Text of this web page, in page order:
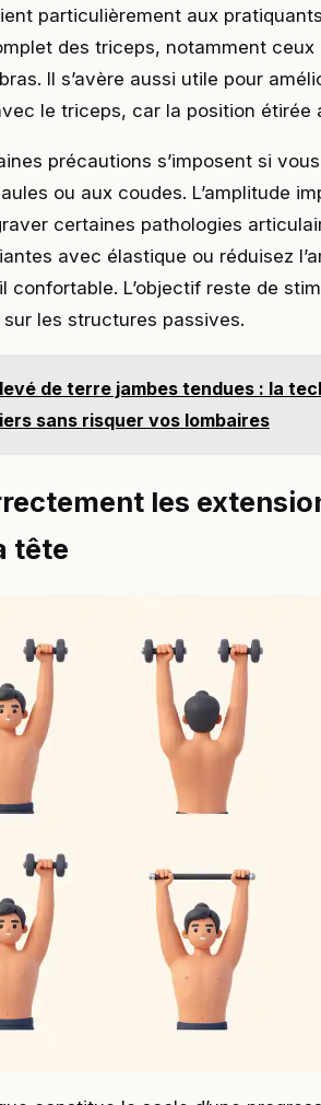
particulièrement aux
des triceps, notamment
Il s’avère aussi utile pour
le triceps, car la position étirée
précautions s’imposent si
ou aux coudes. L’amplitude
certaines pathologies
avec élastique ou réduisez
confortable. L’objectif reste de
les structures passives.
de terre jambes tendues : la
sans risquer vos lombaires
les
tête